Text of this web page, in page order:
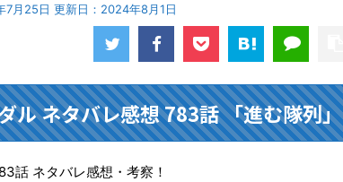
月25日 更新日： 2024年8月1日
ル ネタバレ感想 783話 「進む隊列」
話 ネタバレ感想・考察！